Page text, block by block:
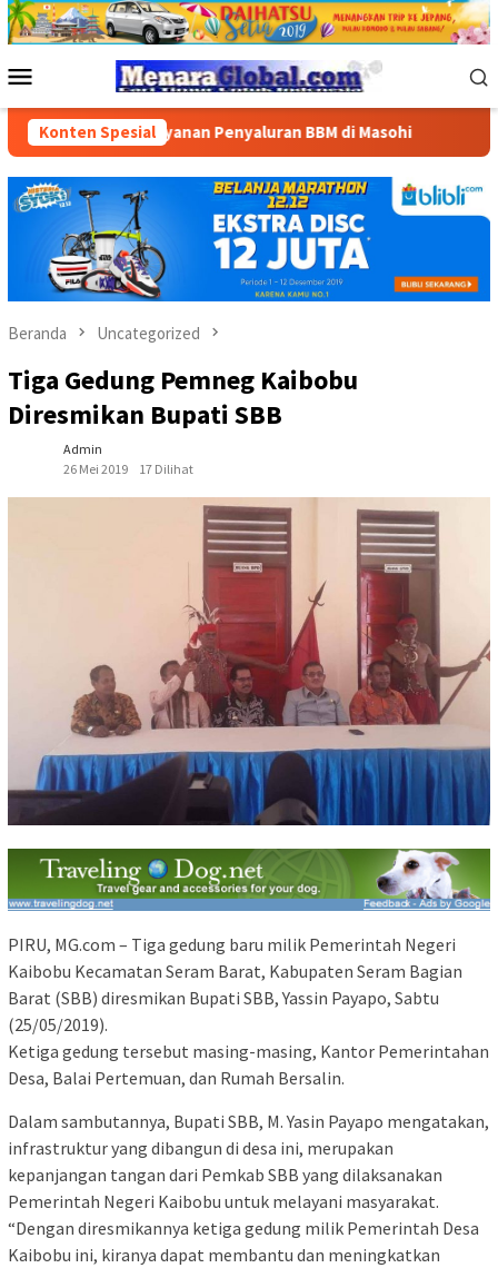
Loncat
ke
Mobile
Konten Spesial
Layanan Penyaluran BBM di Masohi Bandara
Beranda Uncategorized
Tiga Gedung Pemneg Kaibobu
Diresmikan Bupati SBB
Admin
26 Mei 2019
17 Dilihat
PIRU, MG.com – Tiga gedung baru milik Pemerintah Negeri
Kaibobu Kecamatan Seram Barat, Kabupaten Seram Bagian
Barat (SBB) diresmikan Bupati SBB, Yassin Payapo, Sabtu
(25/05/2019).
Ketiga gedung tersebut masing-masing, Kantor Pemerintahan
Desa, Balai Pertemuan, dan Rumah Bersalin.
Dalam sambutannya, Bupati SBB, M. Yasin Payapo mengatakan,
infrastruktur yang dibangun di desa ini, merupakan
kepanjangan tangan dari Pemkab SBB yang dilaksanakan
Pemerintah Negeri Kaibobu untuk melayani masyarakat.
“Dengan diresmikannya ketiga gedung milik Pemerintah Desa
Kaibobu ini, kiranya dapat membantu dan meningkatkan